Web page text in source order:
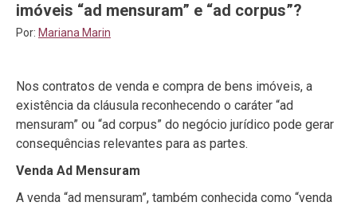
imóveis “ad mensuram” e “ad corpus”?
Por: Mariana Marin
Nos contratos de venda e compra de bens imóveis, a
existência da cláusula reconhecendo o caráter “ad
mensuram” ou “ad corpus” do negócio jurídico pode gerar
consequências relevantes para as partes.
Venda Ad Mensuram
A venda “ad mensuram”, também conhecida como “venda